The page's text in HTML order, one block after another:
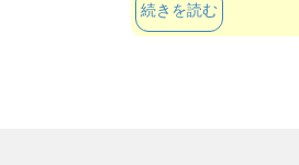
続きを読む